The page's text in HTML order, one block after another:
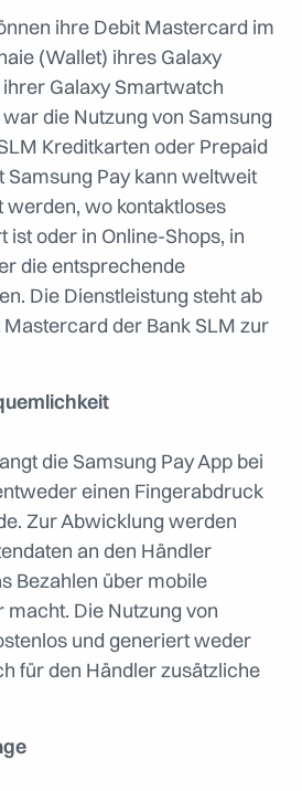
ihre Debit Mastercard im
(Wallet) ihres Galaxy
Galaxy Smartwatch
die Nutzung von Samsung
Kreditkarten oder Prepaid
Samsung Pay kann weltweit
werden, wo kontaktloses
ist oder in Online-Shops, in
die entsprechende
Die Dienstleistung steht ab
der Bank SLM zur
die Samsung Pay App bei
einen Fingerabdruck
Zur Abwicklung werden
an den Händler
Bezahlen über mobile
Die Nutzung von
und generiert weder
für den Händler zusätzliche